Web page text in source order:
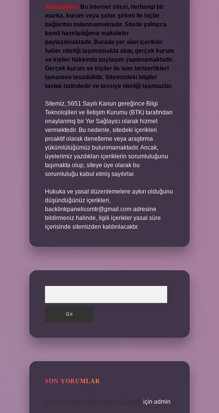
Yasal Uyarı: Bu internet sitesi, herhangi bir
marka, kurum veya şahıs şirketi ile hiçbir
bağlantısı bulunmamaktadır. Sitede yalnızca
kendi hazırladığımız makaleler
paylaşılmaktadır. Burada yer alan içerikler
haber niteliği taşımamakta olup, gerçek kurum
ve kişiler hakkında paylaşım yapılmamaktadır.
Gerçek kurum ve kişiler ile isim benzerlikleri
tamamen tesadüfidir. Sitemizdeki bilgiler
taslak halindedir ve tavsiye niteliği taşımazlar.
Sitemiz, 5651 Sayılı Kanun gereğince Bilgi
Teknolojileri ve İletişim Kurumu (BTK) tarafından
onaylanmış bir Yer Sağlayıcı olarak hizmet
vermektedir. Bu nedenle, sitedeki içerikleri
proaktif olarak denetleme veya araştırma
yükümlülüğümüz bulunmamaktadır. Ancak,
üyelerimiz yazdıkları içeriklerin sorumluluğunu
taşımakta olup, siteye üye olarak bu
sorumluluğu kabul etmiş sayılırlar.
Hukuka ve yasal düzenlemelere aykırı olduğunu
düşündüğünüz içerikleri,
backlinkpanelicomtr@gmail.com adresine
bildirmeniz halinde, ilgili içerikler yasal süre
içerisinde sitemizden kaldırılacaktır.
SON YORUMLAR
için admin